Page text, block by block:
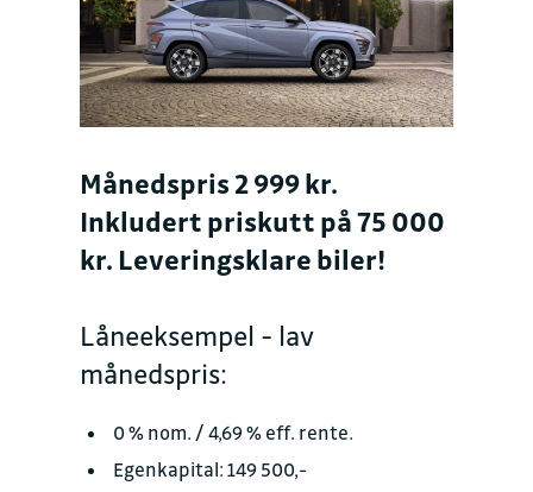
Månedspris 2 999 kr.
Inkludert priskutt på 75 000
kr. Leveringsklare biler!
Låneeksempel - lav
månedspris:
0 % nom. / 4,69 % eff. rente.
Egenkapital: 149 500,-